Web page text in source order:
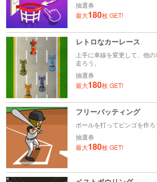
抽選券
最大180枚 GET!
レトロなカーレース
上手に車線を変更して、他
走ろう。
抽選券
最大180枚 GET!
フリーバッティング
ボールを打ってビンゴを作ろ
抽選券
最大180枚 GET!